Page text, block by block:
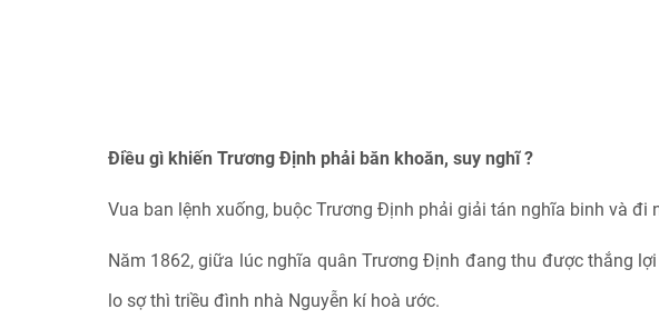
Điều gì khiến Trương Định phải băn khoăn, suy nghĩ ?
Vua ban lệnh xuống, buộc Trương Định phải giải tán nghĩa binh và đi
Năm 1862, giữa lúc nghĩa quân Trương Định đang thu được thắng
lo sợ thì triều đình nhà Nguyễn kí hoà ước.